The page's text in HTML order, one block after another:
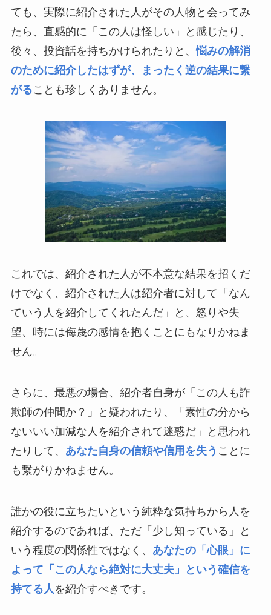
ても、実際に紹介された人がその人物と会ってみ
たら、直感的に「この人は怪しい」と感じたり、
後々、投資話を持ちかけられたりと、悩みの解消
のために紹介したはずが、まったく逆の結果に繋
がることも珍しくありません。
これでは、紹介された人が不本意な結果を招くだ
けでなく、紹介された人は紹介者に対して「なん
ていう人を紹介してくれたんだ」と、怒りや失
望、時には侮蔑の感情を抱くことにもなりかねま
せん。
さらに、最悪の場合、紹介者自身が「この人も詐
欺師の仲間か？」と疑われたり、「素性の分から
ないいい加減な人を紹介されて迷惑だ」と思われ
たりして、 あなた自身の信頼や信用を失う ことに
も繋がりかねません。
誰かの役に立ちたいという純粋な気持ちから人を
紹介するのであれば、ただ「少し知っている」と
いう程度の関係性ではなく、 あなたの「心眼」に
よって「この人なら絶対に大丈夫」という確信を
持てる人 を紹介すべきです。